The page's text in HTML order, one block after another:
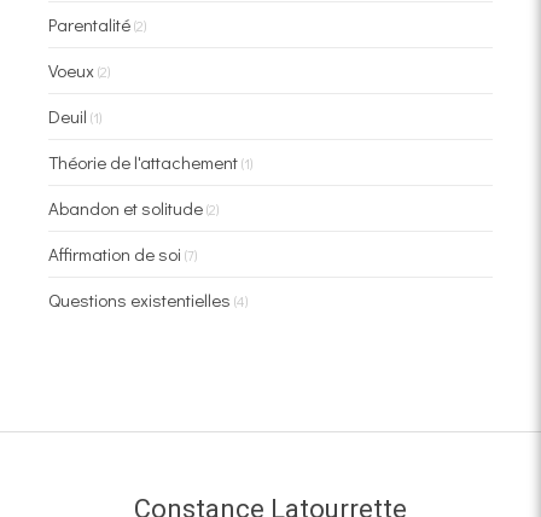
Parentalité(2)
Voeux(2)
Deuil (1)
Théorie de l'attachement(1)
Abandon et solitude(2)
Affirmation de soi (7)
Questions existentielles (4)
Constance Latourrette